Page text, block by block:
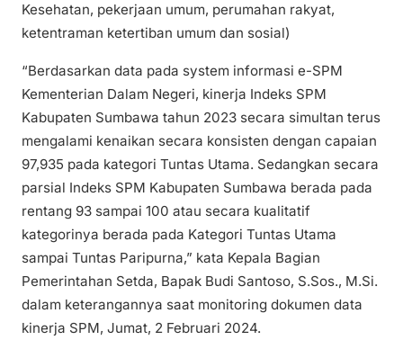
Kesehatan, pekerjaan umum, perumahan rakyat,
ketentraman ketertiban umum dan sosial)
“Berdasarkan data pada system informasi e-SPM
Kementerian Dalam Negeri, kinerja Indeks SPM
Kabupaten Sumbawa tahun 2023 secara simultan terus
mengalami kenaikan secara konsisten dengan capaian
97,935 pada kategori Tuntas Utama. Sedangkan secara
parsial Indeks SPM Kabupaten Sumbawa berada pada
rentang 93 sampai 100 atau secara kualitatif
kategorinya berada pada Kategori Tuntas Utama
sampai Tuntas Paripurna,” kata Kepala Bagian
Pemerintahan Setda, Bapak Budi Santoso, S.Sos., M.Si.
dalam keterangannya saat monitoring dokumen data
kinerja SPM, Jumat, 2 Februari 2024.